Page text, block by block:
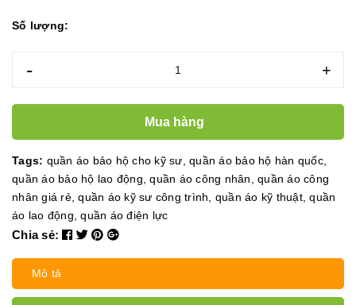
Số lượng:
- +
Mua hàng
Tags: quần áo bảo hộ cho kỹ sư quần áo bảo hộ hàn quốc,
quần áo bảo hộ lao động ,quần áo công nhân
quần áo công
nhân giá rẻ,quần áo kỹ sư công trình quần áo kỹ thuật,quần
áo lao động ,quần áo điện lực
Chia sẻ:
Mô tả